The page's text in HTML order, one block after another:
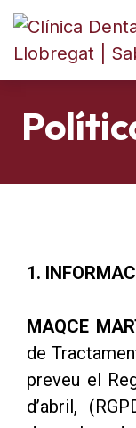
1.
MAQCE
de
preveu el
d’abril,